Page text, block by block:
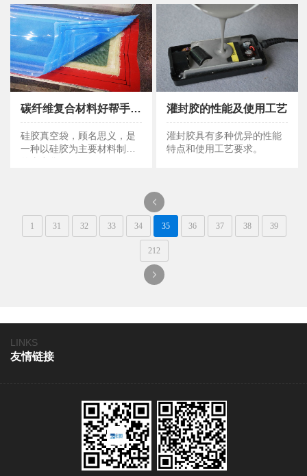
性，粘度低，缩水率低等特
点。
空处理以及固化时间和脱模
时间的控制。
硅胶真空袋优势解答
碳纤维复合材料好帮手：硅胶真空袋优势解答！
硅胶真空袋，顾名思义，是
一种以硅胶为主要材料制成
灌封胶的性能及使用工艺
灌封胶的性能及使用工艺
灌封胶具有多种优异的性能
特点和使用工艺要求。
页
1 31 32 33 34 35 36 37 38 39
212
LINKS
友情链接